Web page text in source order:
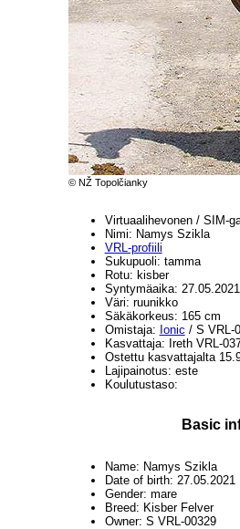
© NŽ Topolčianky
Virtuaalihevonen / SIM-
Nimi: Namys Szikla
VRL-profiili
Sukupuoli: tamma
Rotu: kisber
Syntymäaika: 27.05.2021
Väri: ruunikko
Säkäkorkeus: 165 cm
Omistaja: Ionic / S VRL-
Kasvattaja: Ireth VRL-
Ostettu kasvattajalta
Lajipainotus: este
Koulutustaso:
Basic
Name: Namys Szikla
Date of birth: 27.05.2021
Gender: mare
Breed: Kisber Felver
Owner: S VRL-00329